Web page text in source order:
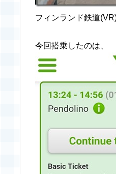
フィンランド鉄道
今回搭乗したのは、